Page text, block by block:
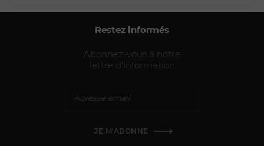
Restez informés
Abonnez-vous à notre
lettre d'information
JE M'ABONNE